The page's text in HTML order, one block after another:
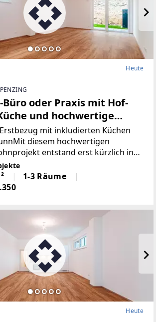
Heute
Büro oder Praxis mit Hof-
und hochwertige
inklusive!mit inkludierten Küchen
diesem hochwertigen
entstand erst kürzlich in
14. Bezirks ein modernes
zeitgemäßen Wohnkomfort mit
1-3 Räume
Heute